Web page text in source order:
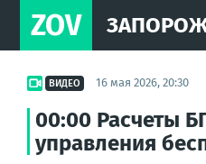
ZOV
ВИДЕО 16 мая 2026, 20:30
00:00 Расчеты
управления